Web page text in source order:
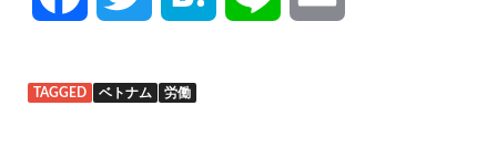
c i
TAGGED ベトナム 労働